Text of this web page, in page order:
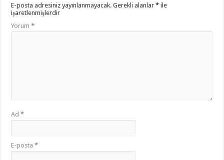
E-posta adresiniz yayınlanmayacak. Gerekli alanlar* ile
işaretlenmişlerdir
Yorum*
Ad*
E-posta*